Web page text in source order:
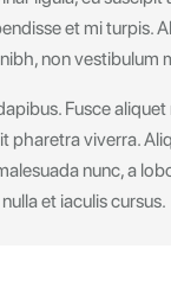
et mi turpis.
non vestibulum
Fusce
viverra.
nunc, a
et iaculis cursus.